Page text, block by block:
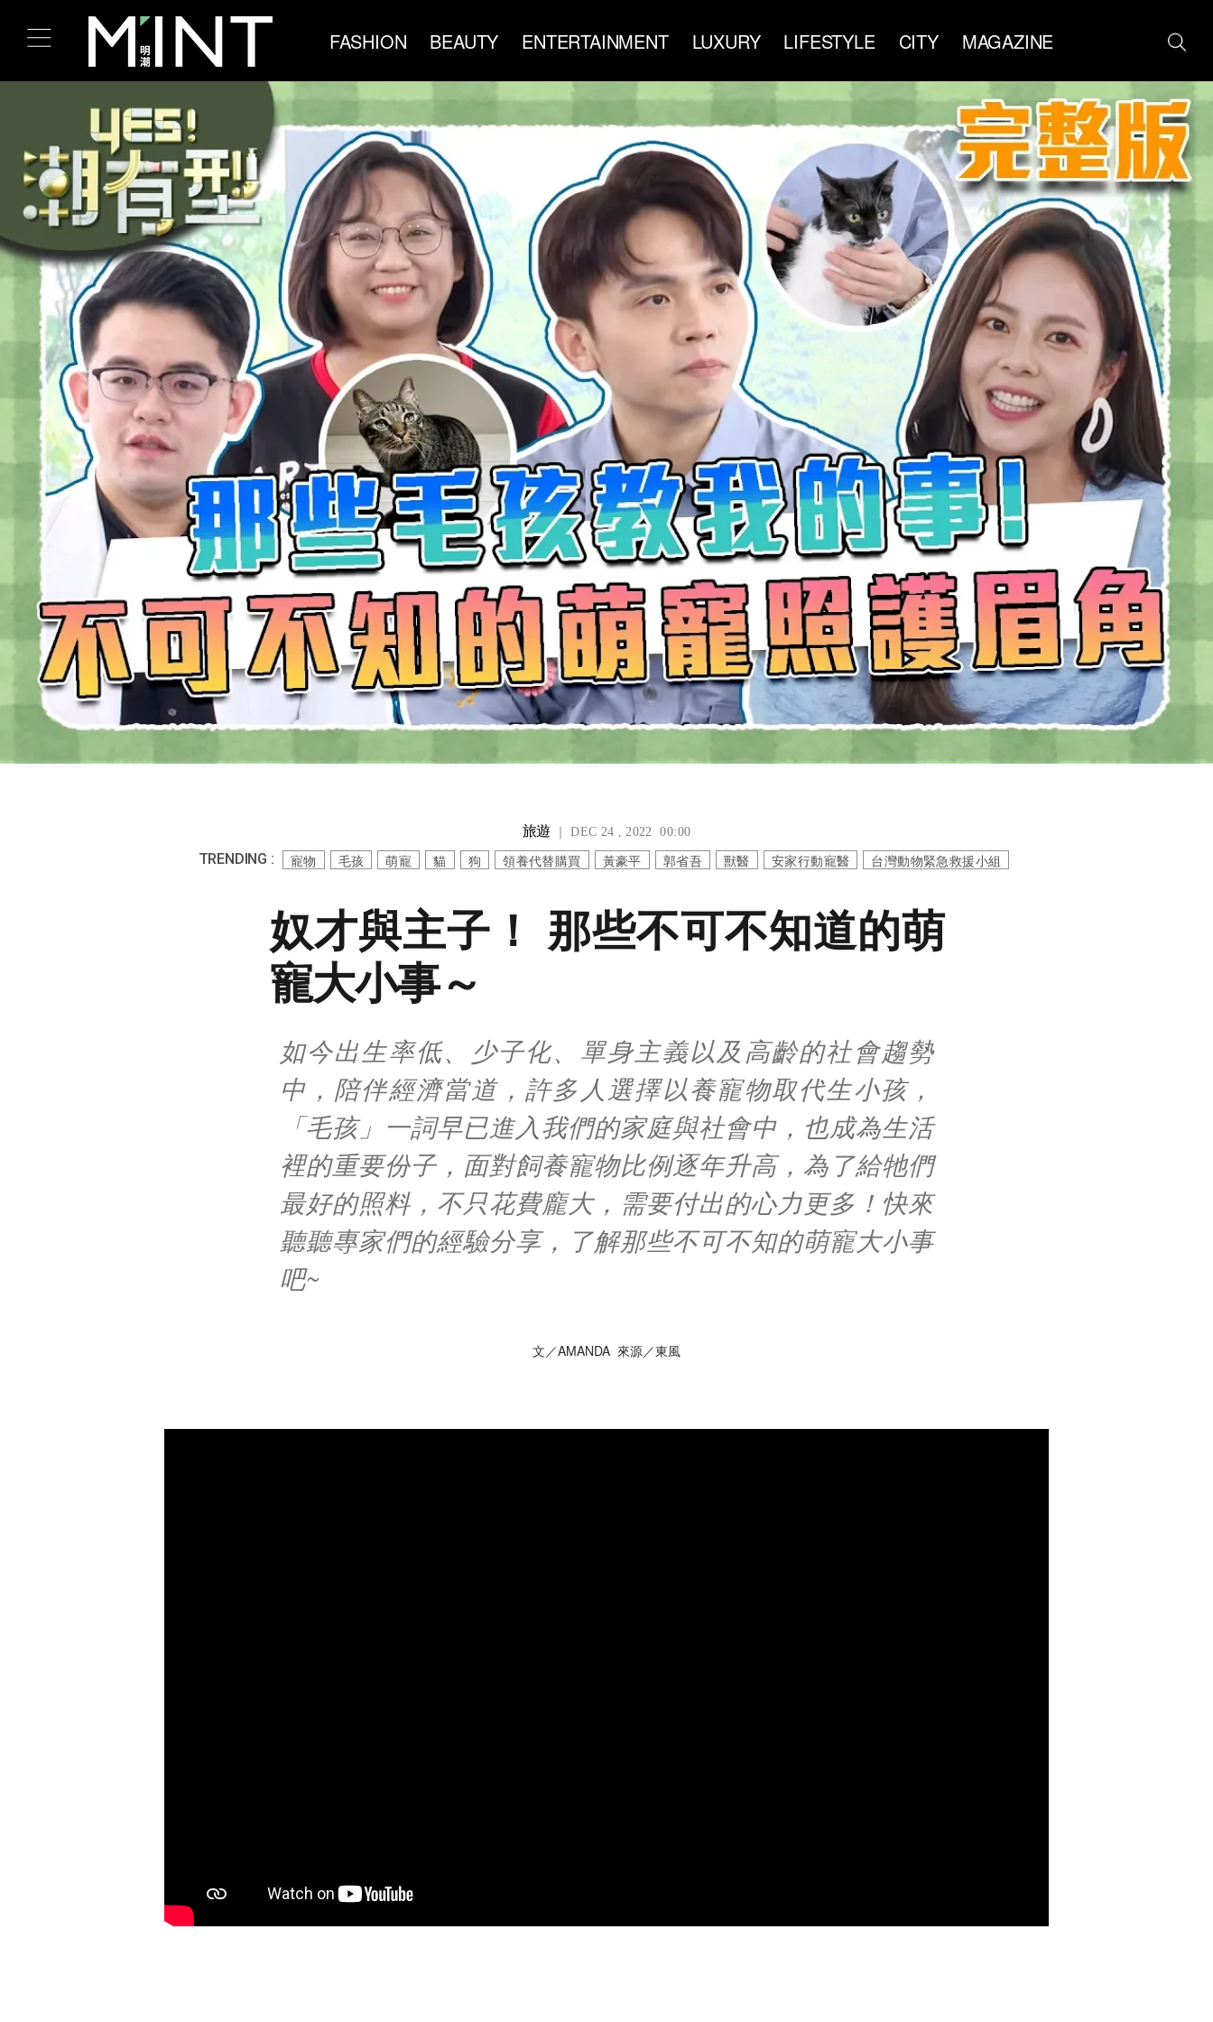
FASHION BEAUTY ENTERTAINMENT LUXURY LIFESTYLE CITY MAGAZINE
旅遊 ｜ DEC 24 , 2022 00:00
TRENDING : 寵物 毛孩 萌寵 貓 狗 領養代替購買 黃豪平 郭省吾 獸醫 安家行動寵醫 台灣動物緊急救援小組
奴才與主子！ 那些不可不知道的萌
寵大小事～
如今出生率低、少子化、單身主義以及高齡的社會趨勢
中，陪伴經濟當道，許多人選擇以養寵物取代生小孩，
「毛孩」一詞早已進入我們的家庭與社會中，也成為生活
裡的重要份子，面對飼養寵物比例逐年升高，為了給牠們
最好的照料，不只花費龐大，需要付出的心力更多！快來
聽聽專家們的經驗分享，了解那些不可不知的萌寵大小事
吧~
文／AMANDA 來源／東風